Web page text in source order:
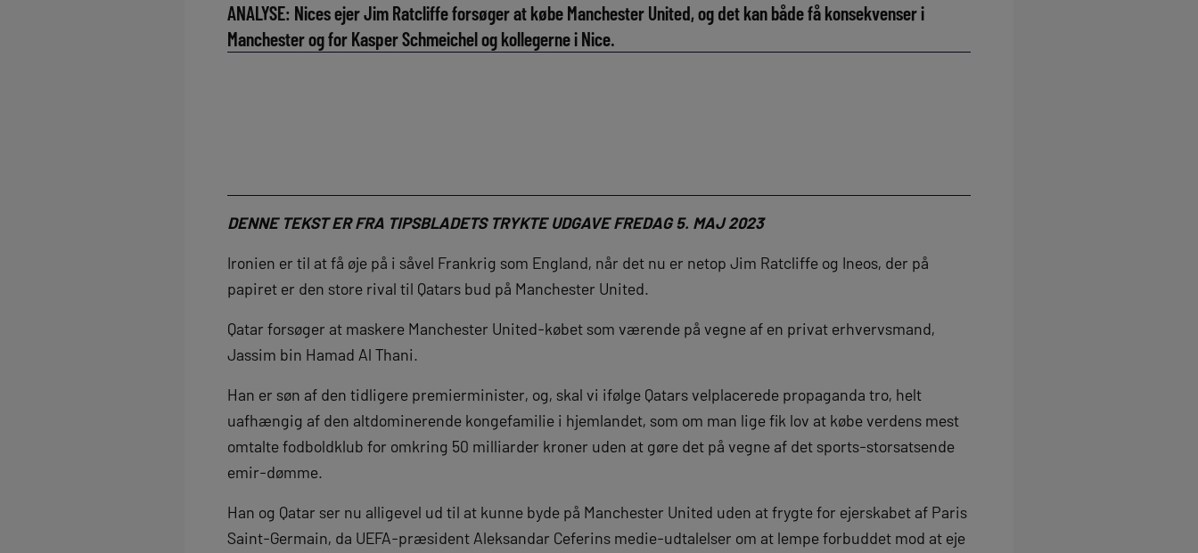
ANALYSE: Nices ejer Jim Ratcliffe forsøger at købe Manchester United, og det kan både få konsekvenser i
Manchester og for Kasper Schmeichel og kollegerne i Nice.
DENNE TEKST ER FRA TIPSBLADETS TRYKTE UDGAVE FREDAG 5. MAJ 2023
Ironien er til at få øje på i såvel Frankrig som England, når det nu er netop Jim Ratcliffe og Ineos, der på
papiret er den store rival til Qatars bud på Manchester United.
Qatar forsøger at maskere Manchester United-købet som værende på vegne af en privat erhvervsmand,
Jassim bin Hamad Al Thani.
Han er søn af den tidligere premierminister, og, skal vi ifølge Qatars velplacerede propaganda tro, helt
uafhængig af den altdominerende kongefamilie i hjemlandet, som om man lige fik lov at købe verdens mest
omtalte fodboldklub for omkring 50 milliarder kroner uden at gøre det på vegne af det sports-storsatsende
emir-dømme.
Han og Qatar ser nu alligevel ud til at kunne byde på Manchester United uden at frygte for ejerskabet af Paris
Saint-Germain, da UEFA-præsident Aleksandar Ceferins medie-udtalelser om at lempe forbuddet mod at eje